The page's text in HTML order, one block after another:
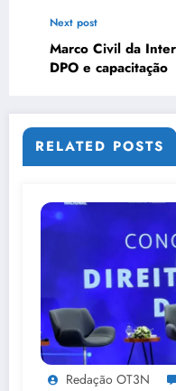
Next post
Marco Civil da
DPO e capacitação
RELATED POSTS
Redação OT3N